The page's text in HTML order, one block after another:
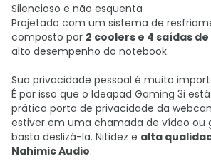
Silencioso e não esquenta
Projetado com um sistema de
composto por 2 coolers e 4 saídas
alto desempenho do notebook.
Sua privacidade pessoal é muito
É por isso que o Ideapad Gaming 3i
prática porta de privacidade da
estiver em uma chamada de vídeo ou
basta deslizá-la. Nitidez e alta
Nahimic Audio.